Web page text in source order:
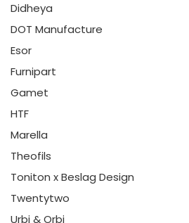
Didheya
DOT Manufacture
Esor
Furnipart
Gamet
HTF
Marella
Theofils
Toniton x Beslag Design
Twentytwo
Urbi & Orbi